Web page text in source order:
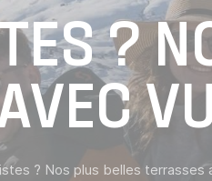
?
? Nos plus belles terrasses